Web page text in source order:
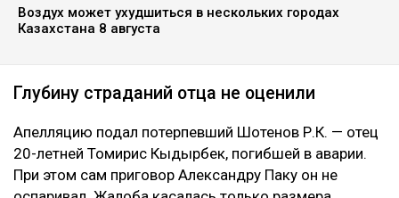
одной из погибших в аварии девушек просил
увеличить выплату с 10 до 100 миллионов тенге,
ЧИТАЙТЕ ТАКЖЕ
Блогер из Алматы поплатился за мат и непристойные
видео в сети
Курсы валют: сколько стоит доллар в обменниках
Казахстана 8 августа